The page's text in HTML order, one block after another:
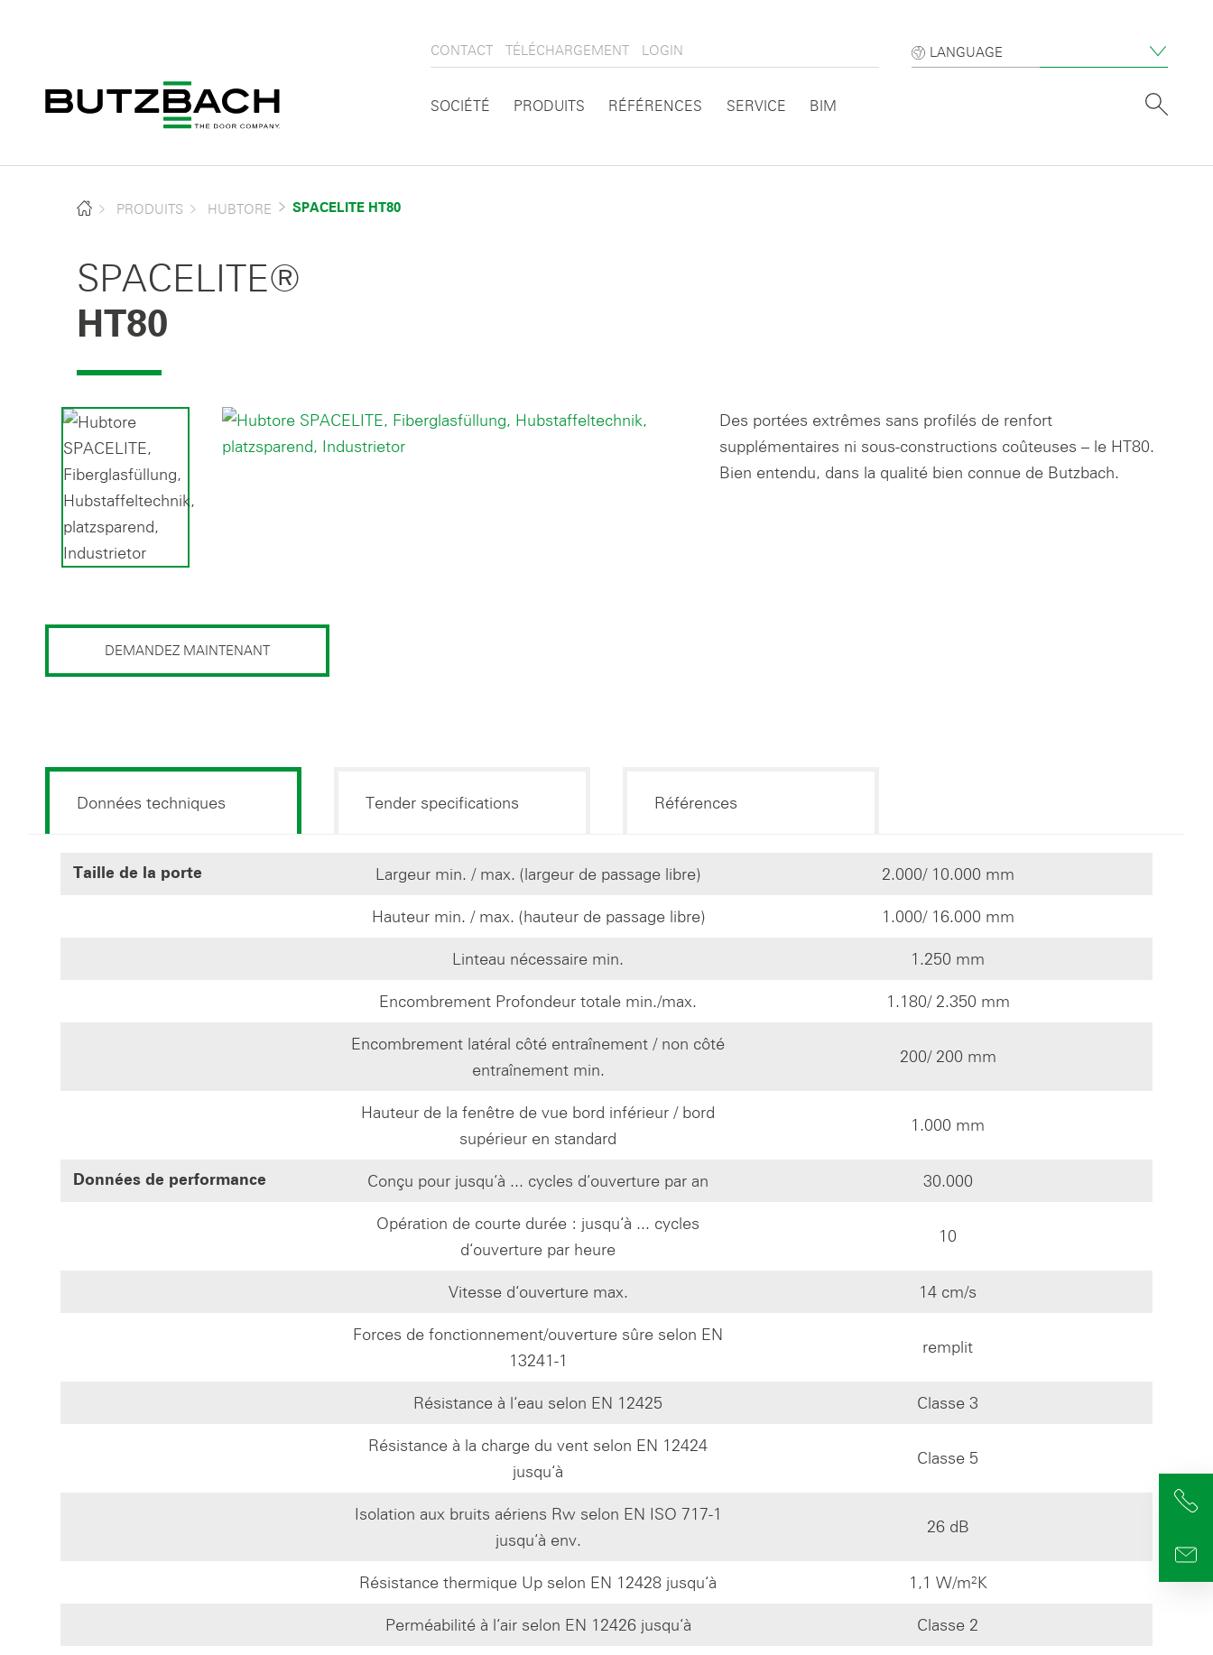
CONTACT TÉLÉCHARGEMENT LOGIN LANGUAGE
SOCIÉTÉ PRODUITS RÉFÉRENCES SERVICE BIM
PRODUITS HUBTORE SPACELITE HT80
SPACELITE®
HT80
Des portées extrêmes sans profilés de renfort
supplémentaires ni sous-constructions coûteuses – le HT80.
Bien entendu, dans la qualité bien connue de Butzbach.
DEMANDEZ MAINTENANT
Données techniques Tender specifications Références
Taille de la porte Largeur min. / max. (largeur de passage libre) 2.000/ 10.000 mm
Hauteur min. / max. (hauteur de passage libre) 1.000/ 16.000 mm
Linteau nécessaire min. 1.250 mm
Encombrement Profondeur totale min./max. 1.180/ 2.350 mm
Encombrement latéral côté entraînement / non côté
entraînement min.
200/ 200 mm
Hauteur de la fenêtre de vue bord inférieur / bord
supérieur en standard
1.000 mm
Données de performance Conçu pour jusqu‘à ... cycles d‘ouverture par an 30.000
Opération de courte durée : jusqu‘à ... cycles
d‘ouverture par heure
10
Vitesse d‘ouverture max. 14 cm/s
Forces de fonctionnement/ouverture sûre selon EN
13241-1
remplit
Résistance à l‘eau selon EN 12425 Classe 3
Résistance à la charge du vent selon EN 12424
jusqu‘à
Classe 5
Isolation aux bruits aériens Rw selon EN ISO 717-1
jusqu‘à env.
26 dB
Résistance thermique Up selon EN 12428 jusqu‘à 1,1 W/m²K
Perméabilité à l‘air selon EN 12426 jusqu‘à Classe 2